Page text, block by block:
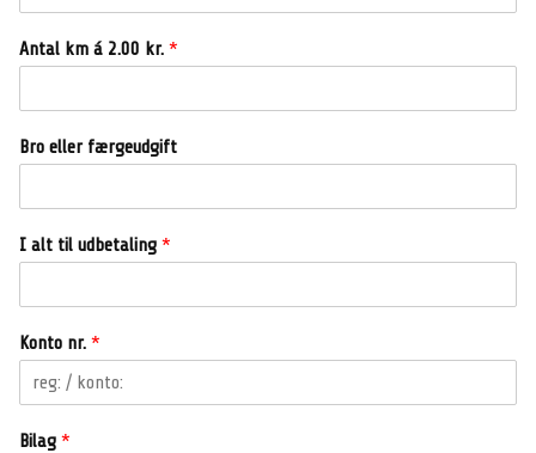
Antal km á 2.00 kr. *
Bro eller færgeudgift
I alt til udbetaling *
Konto nr. *
Bilag *